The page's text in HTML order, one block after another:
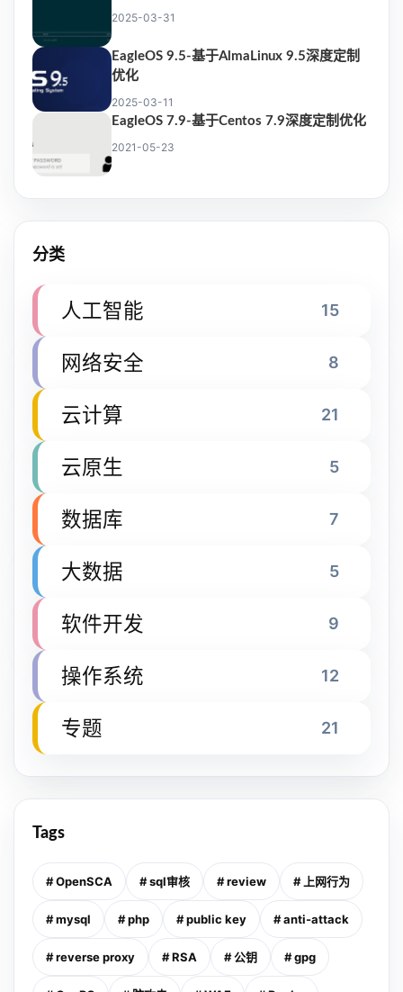
2025-03-31
EagleOS 9.5-基于AlmaLinux 9.5深度定制
优化
2025-03-11
EagleOS 7.9-基于Centos 7.9深度定制优化
2021-05-23
分类
人工智能 15
网络安全 8
云计算 21
云原生 5
数据库 7
大数据 5
软件开发 9
操作系统 12
专题 21
Tags
# OpenSCA # sql审核 # review # 上网行为
# mysql # php # public key # anti-attack
# reverse proxy # RSA # 公钥 # gpg